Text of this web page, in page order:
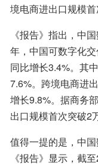
境电商进出口规模首
《报告》指出，中
年，中国可数字化
同比增长3.4%。其
7.6%。跨境电商进
增长9.8%。据商务
出口规模首次突破2
值得一提的是，中国
《报告》显示，截